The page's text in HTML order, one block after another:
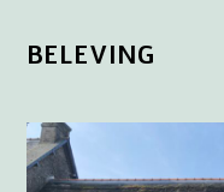
BELEVING